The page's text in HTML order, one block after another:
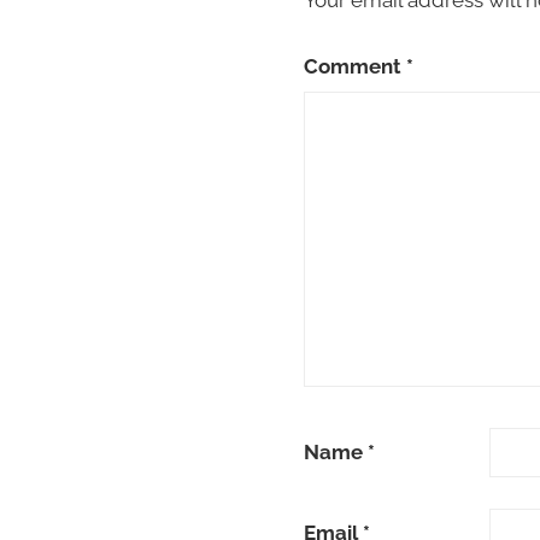
Comment *
Name *
Email *